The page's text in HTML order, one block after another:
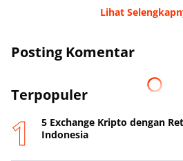
Lihat
Posting Komentar
Terpopuler
5 Exchange Kripto dengan
Indonesia